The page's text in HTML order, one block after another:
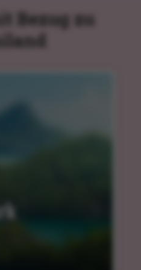
Bezug zu